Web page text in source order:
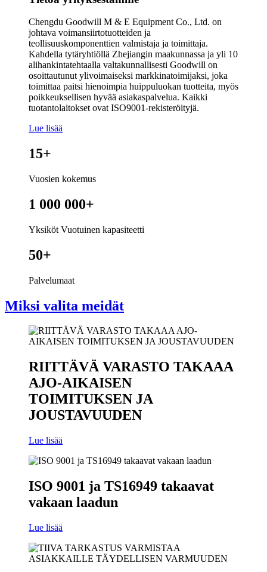
Chengdu Goodwill M & E Equipment Co., Ltd. on
johtava voimansiirtotuotteiden ja
teollisuuskomponenttien valmistaja ja toimittaja.
Kahdella tytäryhtiöllä Zhejiangin maakunnassa ja yli 10
alihankintatehtaalla valtakunnallisesti Goodwill on
osoittautunut ylivoimaiseksi markkinatoimijaksi, joka
toimittaa paitsi hienoimpia huippuluokan tuotteita, myös
poikkeuksellisen hyvää asiakaspalvelua. Kaikki
tuotantolaitokset ovat ISO9001-rekisteröityjä.
Lue lisää
15+
Vuosien kokemus
1 000 000+
Yksiköt Vuotuinen kapasiteetti
50+
Palvelumaat
Miksi valita meidät
RIITTÄVÄ VARASTO TAKAAA
AJO-AIKAISEN
TOIMITUKSEN JA
JOUSTAVUUDEN
Lue lisää
ISO 9001 ja TS16949 takaavat
vakaan laadun
Lue lisää